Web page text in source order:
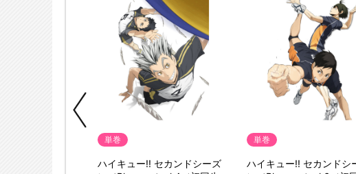
単巻
ハイキュー!! セカンドシーズ
単巻
ハイキュー!! セカンドシ